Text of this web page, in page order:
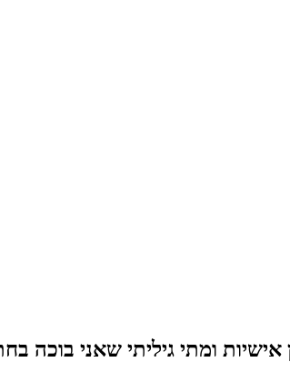
של אדריכלית
ומתי גיליתי שאני בוכה